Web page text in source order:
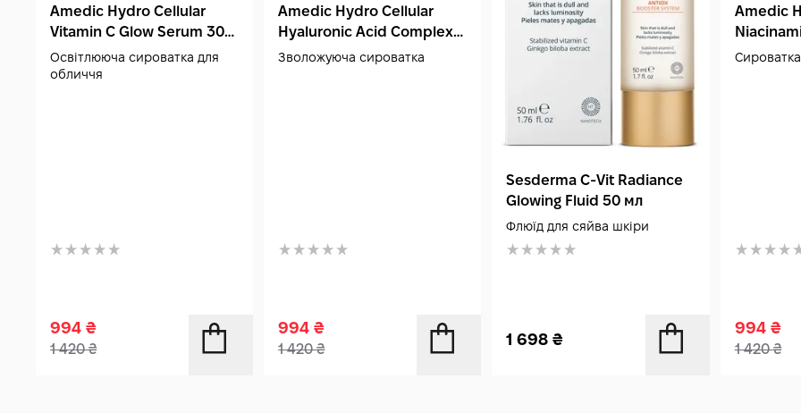
Amedic Hydro Cellular
Vitamin C Glow Serum 30
мл
Освітлююча сироватка для
обличчя
994 ₴
1 420₴
Amedic Hydro Cellular
Hyaluronic Acid Complex
Serum 30 мл
Зволожуюча сироватка
994₴
1 420₴
Sesderma C‑Vit Radiance
Glowing Fluid 50 мл
Флюїд для сяйва шкіри
1 698₴
Amedic
Serum
994 ₴
1 420₴